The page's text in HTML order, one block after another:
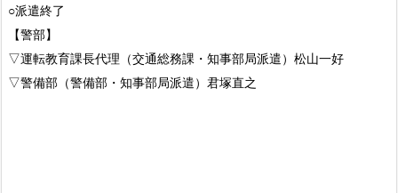
○派遣終了
【警部】
▽運転教育課長代理（交通総務課・知事部局派遣）松山一好
▽警備部（警備部・知事部局派遣）君塚直之